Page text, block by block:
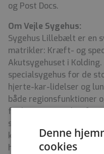
og Post Docs.
Om Vejle Sygehus:
Sygehus Lillebælt er en
matrikler: Kræft- og
Akutsygehuset i Kolding.
specialsygehus for de
hjerte-kar-lidelser og
både regionsfunktioner
funktioner. Der sker
strålekapaciteten, og
kapaciteter til kirurgisk
herunder Klinisk Genetik
Denne
cookies